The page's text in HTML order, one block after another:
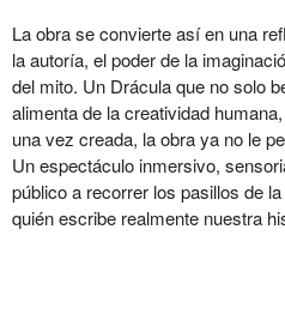
La obra se convierte así en una
la autoría, el poder de la
del mito. Un Drácula que no solo
alimenta de la creatividad
una vez creada, la obra ya no le
Un espectáculo inmersivo,
público a recorrer los pasillos de
quién escribe realmente nuestra